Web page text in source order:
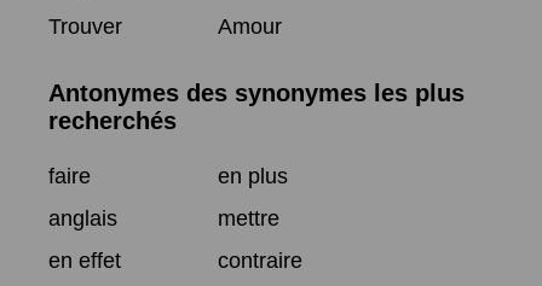
Trouver
Amour
Antonymes des synonymes les plus
recherchés
faire
en plus
anglais
mettre
en effet
contraire